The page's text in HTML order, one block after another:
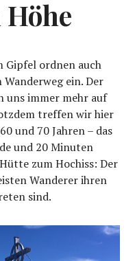
Gipfel ordnen auch
ein. Der
uns immer mehr auf
treffen wir hier
und 70 Jahren – das
und 20 Minuten
zum Hochiss: Der
Wanderer ihren
sind.